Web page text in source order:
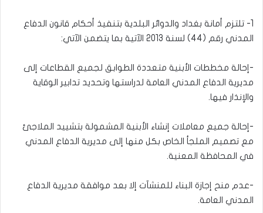
1- تلتزم أمانة بغداد والدوائر البلدية بتنفيذ أحكام قانون الدفاع
المدني رقم (44) لسنة 2013 الآتية بما يتضمن الآتي:
-إحالة مخططات الأبنية متعددة الطوابق لجميع القطاعات إلى
مديرية الدفاع المدني العامة لدراستها وتحديد تدابير الوقاية
والإنذار فيها.
-إحالة جميع معاملات إنشاء الأبنية المشمولة بتشييد الملاجئ
مع تصميم الملجأ الخاص بكل منها إلى مديرية الدفاع المدني
في المحافظة المعنية.
-عدم منح إجازة البناء للمنشآت إلا بعد موافقة مديرية الدفاع
المدني العامة.